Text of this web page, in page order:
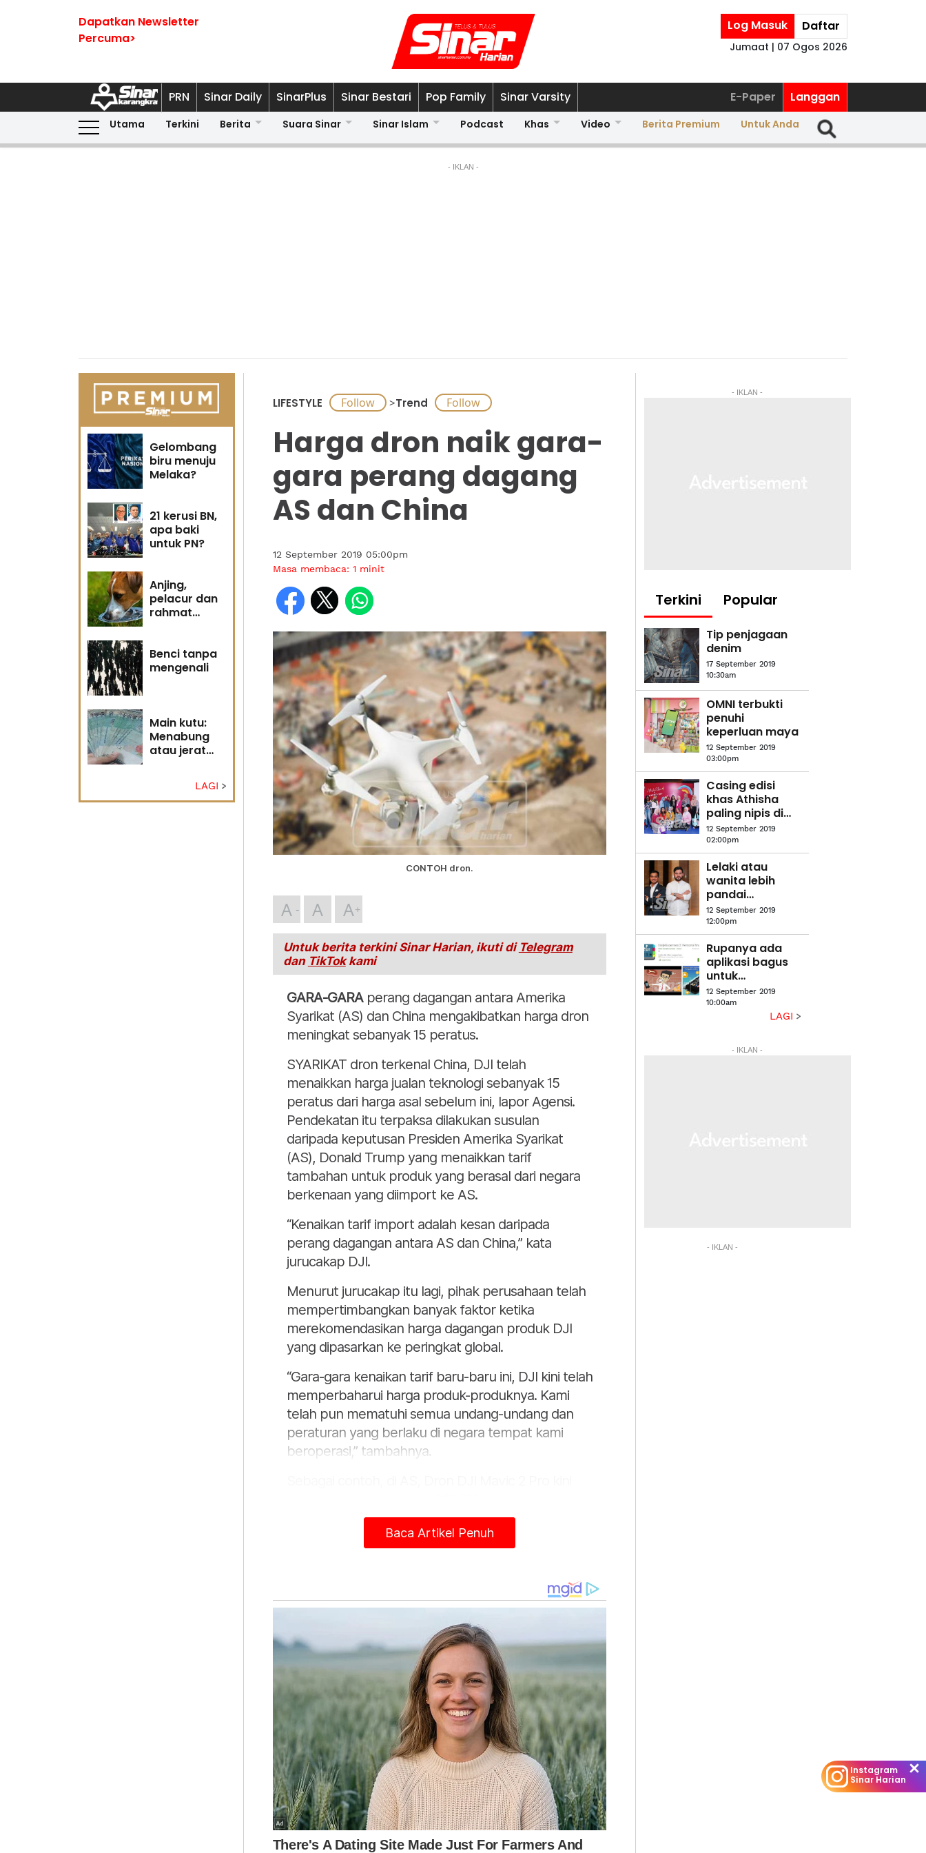
Dapatkan Newsletter
Percuma>
Log Masuk Daftar
Jumaat | 07 Ogos 2026
PRN Sinar Daily SinarPlus Sinar Bestari Pop Family Sinar Varsity E-Paper Langgan
Utama Terkini Berita Suara Sinar Sinar Islam Podcast Khas Video Berita Premium Untuk Anda
- IKLAN -
Gelombang
biru menuju
Melaka?
21 kerusi BN,
apa baki
untuk PN?
Anjing,
pelacur dan
rahmat
Benci tanpa
mengenali
Main kutu:
Menabung
atau jerat
LAGI
LIFESTYLE >Trend
Harga dron naik gara-
gara perang dagang
AS dan China
12 September 2019 05:00pm
Masa membaca: 1 minit
CONTOH dron.
A A A
Untuk berita terkini Sinar Harian, ikuti di Telegram
dan TikTokkami
GARA-GARAperang dagangan antara Amerika
Syarikat (AS) dan China mengakibatkan harga dron
meningkat sebanyak 15 peratus.
SYARIKAT dron terkenal China, DJI telah
menaikkan harga jualan teknologi sebanyak 15
peratus dari harga asal sebelum ini, lapor Agensi.
Pendekatan itu terpaksa dilakukan susulan
daripada keputusan Presiden Amerika Syarikat
(AS), Donald Trump yang menaikkan tarif
tambahan untuk produk yang berasal dari negara
berkenaan yang diimport ke AS.
“Kenaikan tarif import adalah kesan daripada
perang dagangan antara AS dan China,” kata
jurucakap DJI.
Menurut jurucakap itu lagi, pihak perusahaan telah
mempertimbangkan banyak faktor ketika
merekomendasikan harga dagangan produk DJI
yang dipasarkan ke peringkat global.
“Gara-gara kenaikan tarif baru-baru ini, DJI kini telah
memperbaharui harga produk-produknya. Kami
telah pun mematuhi semua undang-undang dan
peraturan yang berlaku di negara tempat kami
beroperasi,” tambahnya.
AS$1,499 sebelum ini.
Artikel Berkaitan:
Gagal ekstrak data, CVR akan dihantar ke Amerika
Syarikat
Gagal seludup ketum AS$1.1 bilion ke Amerika Syarikat
Fahmi pertikai laporan jangkaan harga barang naik
Muat turun aplikasi Sinar Harian.Klik di sini!
Baca Artikel Penuh
- IKLAN -
Terkini Popular
Tip penjagaan
denim
17 September 2019
10:30am
OMNI terbukti
penuhi
keperluan maya
12 September 2019
03:00pm
Casing edisi
khas Athisha
paling nipis di
dunia
12 September 2019
02:00pm
Lelaki atau
wanita lebih
pandai
memasak? Ini
pula kata Alif
dan Cef Nik
Michael
12 September 2019
12:00pm
Rupanya ada
aplikasi bagus
untuk
superwomen
12 September 2019
10:00am
LAGI
- IKLAN -
- IKLAN -
Instagram
Sinar Harian